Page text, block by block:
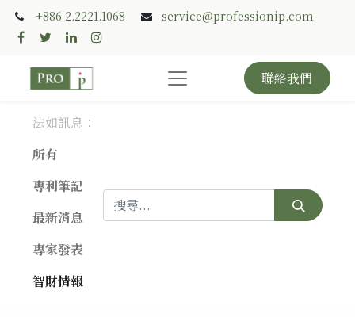
+886 2.2221.1068 service@professionip.com
聯絡我們
法如訊息：
所有
專利筆記
最新消息
專家發表
智財情報